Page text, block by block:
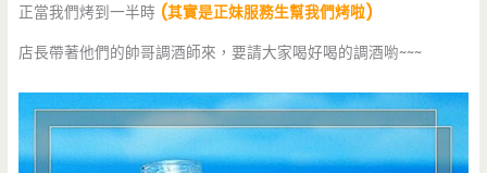
正當我們烤到一半時 (其實是正妹服務生幫我們烤啦)
店長帶著他們的帥哥調酒師來，要請大家喝好喝的調酒喲~~~